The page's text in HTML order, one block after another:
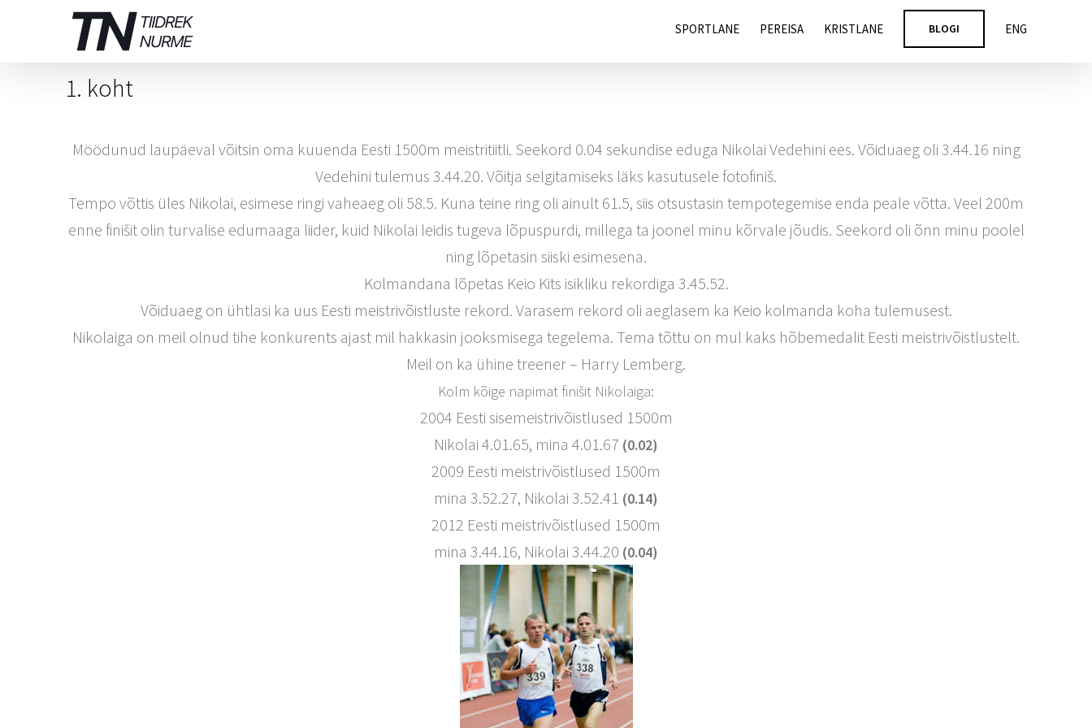
SPORTLANE PEREISA KRISTLANE BLOGI ENG
1. koht
Möödunud laupäeval võitsin oma kuuenda Eesti 1500m meistritiitli. Seekord 0.04 sekundise eduga Nikolai Vedehini ees. Võiduaeg oli 3.44.16 ning
Vedehini tulemus 3.44.20. Võitja selgitamiseks läks kasutusele fotofiniš.
Tempo võttis üles Nikolai, esimese ringi vaheaeg oli 58.5. Kuna teine ring oli ainult 61.5, siis otsustasin tempotegemise enda peale võtta. Veel 200m
enne finišit olin turvalise edumaaga liider, kuid Nikolai leidis tugeva lõpuspurdi, millega ta joonel minu kõrvale jõudis. Seekord oli õnn minu poolel
ning lõpetasin siiski esimesena.
Kolmandana lõpetas Keio Kits isikliku rekordiga 3.45.52.
Võiduaeg on ühtlasi ka uus Eesti meistrivõistluste rekord. Varasem rekord oli aeglasem ka Keio kolmanda koha tulemusest.
Nikolaiga on meil olnud tihe konkurents ajast mil hakkasin jooksmisega tegelema. Tema tõttu on mul kaks hõbemedalit Eesti meistrivõistlustelt.
Meil on ka ühine treener – Harry Lemberg.
Kolm kõige napimat finišit Nikolaiga:
2004 Eesti sisemeistrivõistlused 1500m
Nikolai 4.01.65, mina 4.01.67 (0.02)
2009 Eesti meistrivõistlused 1500m
mina 3.52.27, Nikolai 3.52.41 (0.14)
2012 Eesti meistrivõistlused 1500m
mina 3.44.16, Nikolai 3.44.20 (0.04)